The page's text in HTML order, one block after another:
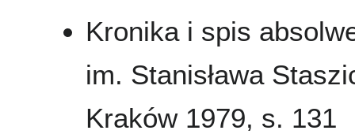
Kronika i spis
im. Stanisława
Kraków 1979, s. 131